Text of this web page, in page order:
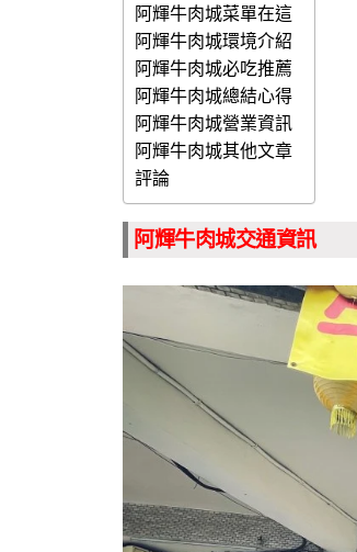
阿輝牛肉城菜單在這
阿輝牛肉城環境介紹
阿輝牛肉城必吃推薦
阿輝牛肉城總結心得
阿輝牛肉城營業資訊
阿輝牛肉城其他文章
評論
阿輝牛肉城交通資訊